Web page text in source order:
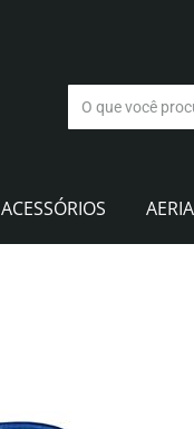
ACESSÓRIOS